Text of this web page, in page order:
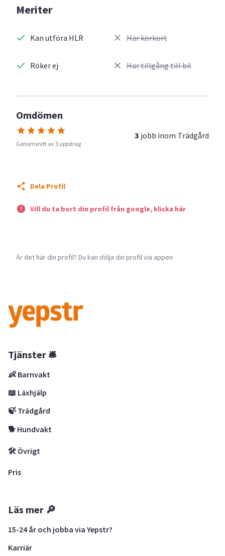
Meriter
Kan utföra HLR
Röker ej
Har körkort
Har tillgång till bil
Omdömen
Genomsnitt av 3 uppdrag
3 jobb inom Trädgård
Dela Profil
Vill du ta bort din profil från google, klicka här
Är det här din profil? Du kan dölja din profil via appen
Tjänster 🛎
👶 Barnvakt
📖 Läxhjälp
🍃 Trädgård
🐕 Hundvakt
🛠 Övrigt
Pris
Läs mer 🔎
15-24 år och jobba via Yepstr?
Karriär